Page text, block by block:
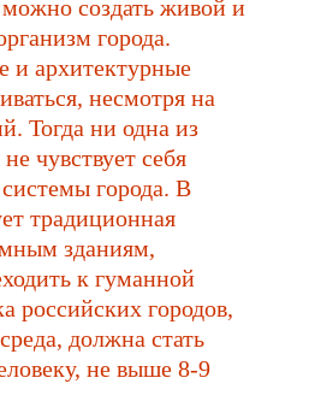
создать живой и
города.
и архитектурные
несмотря на
Тогда ни одна из
чувствует себя
города. В
традиционная
зданиям,
к гуманной
российских городов,
должна стать
не выше 8-9